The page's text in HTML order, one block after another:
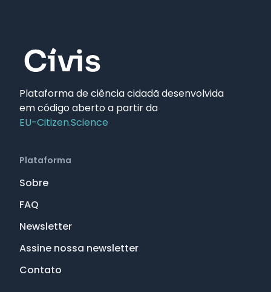
Plataforma de ciência cidadã desenvolvida
em código aberto a partir da
EU-Citizen.Science
Plataforma
Sobre
FAQ
Newsletter
Assine nossa newsletter
Contato